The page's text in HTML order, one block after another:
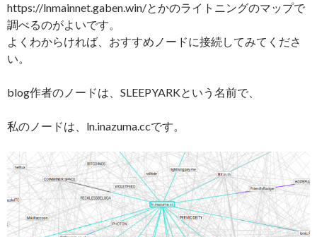
https://lnmainnet.gaben.win/とかのライトニングのマップで
調べるのがよいです。
よくわからければ、おすすめノードに接続してみてくださ
い。
blog作者のノードは、SLEEPYARKという名前で、
私のノードは、ln.inazuma.ccです。